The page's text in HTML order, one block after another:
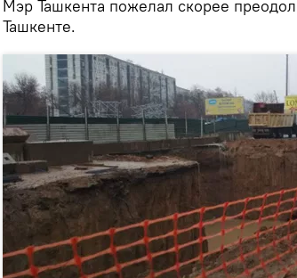
Мэр Ташкента пожелал скорее
Ташкенте.